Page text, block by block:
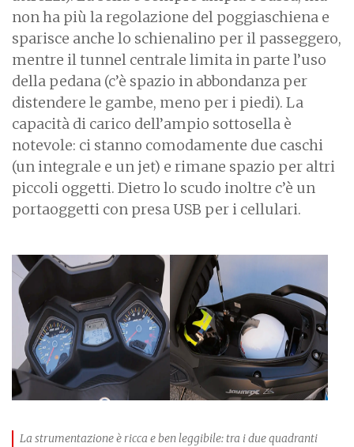
non ha più la regolazione del poggiaschiena e
sparisce anche lo schienalino per il passeggero,
mentre il tunnel centrale limita in parte l’uso
della pedana (c’è spazio in abbondanza per
distendere le gambe, meno per i piedi). La
capacità di carico dell’ampio sottosella è
notevole: ci stanno comodamente due caschi
(un integrale e un jet) e rimane spazio per altri
piccoli oggetti. Dietro lo scudo inoltre c’è un
portaoggetti con presa USB per i cellulari.
La strumentazione è ricca e ben leggibile: tra i due quadranti